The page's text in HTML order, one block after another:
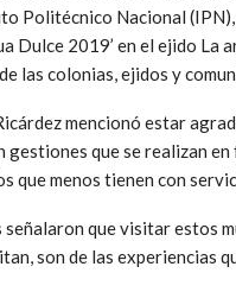
Politécnico Nacional
Dulce 2019’ en el ejido
las colonias, ejidos y
mencionó estar
que se realizan
que menos tienen con
que visitar estos
son de las experiencias